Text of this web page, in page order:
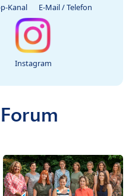
Kanal E-Mail / Telefon
Instagram